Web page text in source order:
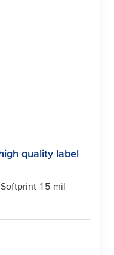
quality label
15 mil